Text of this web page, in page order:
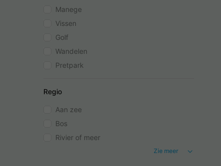
Manege
Vissen
Golf
Wandelen
Pretpark
Regio
Aan zee
Bos
Rivier of meer
Zie meer